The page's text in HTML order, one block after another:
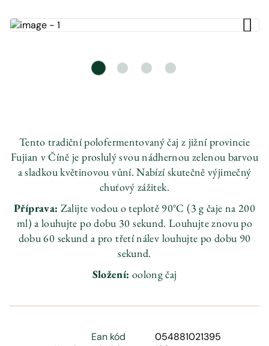
Tento tradiční polofermentovaný čaj z jižní provincie
Fujian v Číně je proslulý svou nádhernou zelenou barvou
a sladkou květinovou vůní. Nabízí skutečně výjimečný
chuťový zážitek.
Příprava: Zalijte vodou o teplotě 90°C (3 g čaje na 200
ml) a louhujte po dobu 30 sekund. Louhujte znovu po
dobu 60 sekund a pro třetí nálev louhujte po dobu 90
sekund.
Složení: oolong čaj
Ean kód
054881021395